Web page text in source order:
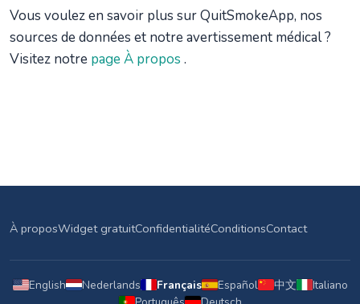
Vous voulez en savoir plus sur QuitSmokeApp, nos
sources de données et notre avertissement médical ?
Visitez notre page À propos .
À proposWidget gratuitConfidentialitéConditionsContact
English Nederlands Français Español 中文
Italiano